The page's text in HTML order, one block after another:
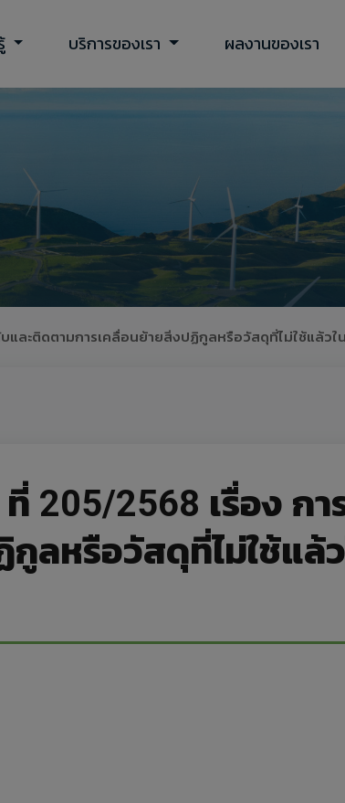
บริการของเรา ผลงานของเรา
และติดตามการเคลื่อนย้ายสิ่งปฏิกูลหรือวัสดุที่ไม่ใช้แล้ว
205/2568 เรื่อง กา
ลหรือวัสดุที่ไม่ใช้แล้